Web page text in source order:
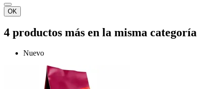
OK
4 productos más en la misma categoría
Nuevo